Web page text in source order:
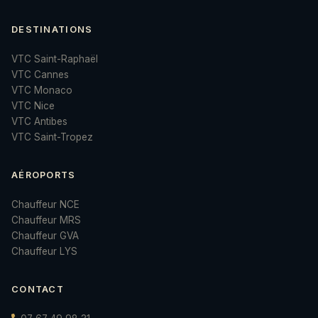
DESTINATIONS
VTC Saint-Raphaël
VTC Cannes
VTC Monaco
VTC Nice
VTC Antibes
VTC Saint-Tropez
AÉROPORTS
Chauffeur NCE
Chauffeur MRS
Chauffeur GVA
Chauffeur LYS
CONTACT